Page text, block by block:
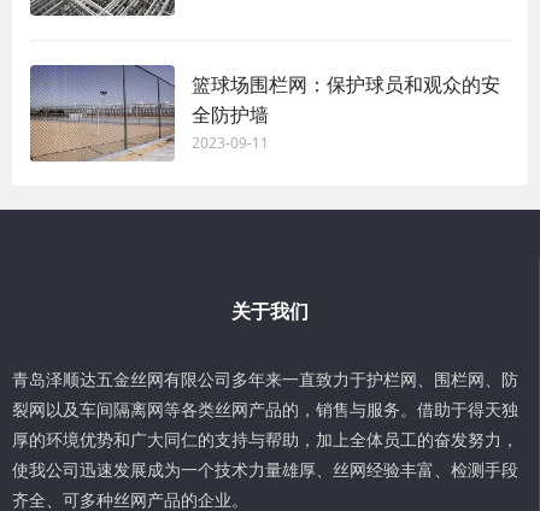
篮球场围栏网：保护球员和观众的安
全防护墙
2023-09-11
关于我们
青岛泽顺达五金丝网有限公司多年来一直致力于护栏网、围栏网、防
裂网以及车间隔离网等各类丝网产品的，销售与服务。借助于得天独
厚的环境优势和广大同仁的支持与帮助，加上全体员工的奋发努力，
使我公司迅速发展成为一个技术力量雄厚、丝网经验丰富、检测手段
齐全、可多种丝网产品的企业。